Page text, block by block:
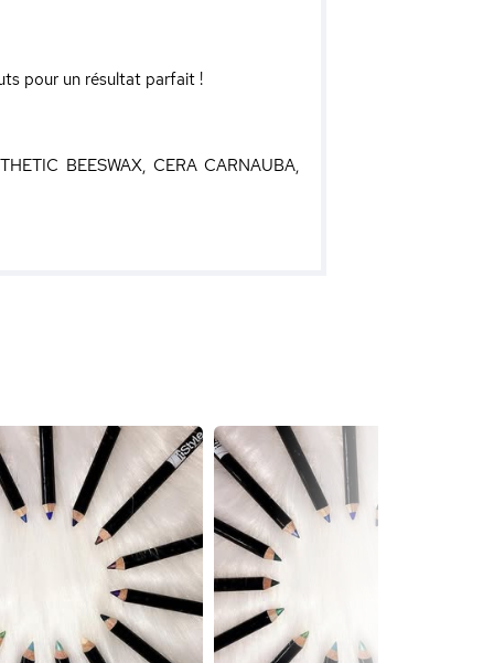
pour un résultat parfait !
BEESWAX, CERA CARNAUBA,